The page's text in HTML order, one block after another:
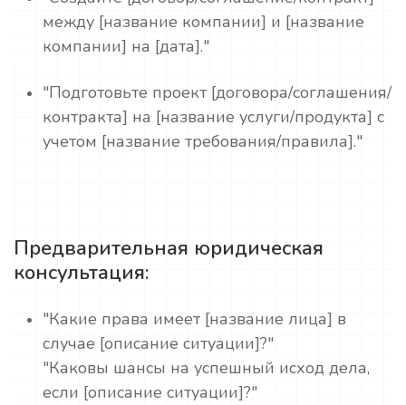
между [название компании] и [название
компании] на [дата]."
"Подготовьте проект [договора/соглашения/
контракта] на [название услуги/продукта] с
учетом [название требования/правила]."
Предварительная юридическая
консультация:
"Какие права имеет [название лица] в
случае [описание ситуации]?"
"Каковы шансы на успешный исход дела,
если [описание ситуации]?"